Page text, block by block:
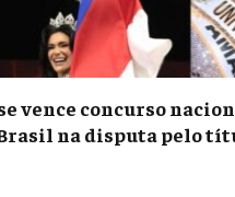
vence concurso
na disputa pelo